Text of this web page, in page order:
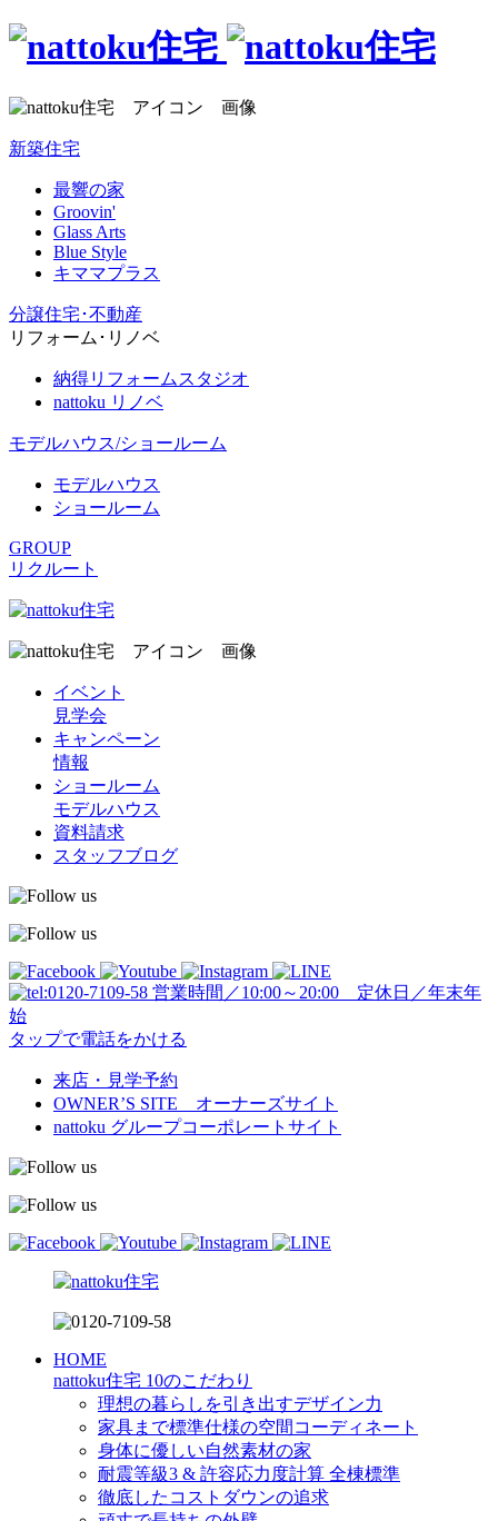
新築住宅
最響の家
Groovin'
Glass Arts
Blue Style
キママプラス
分譲住宅･不動産
リフォーム･リノベ
納得リフォームスタジオ
nattoku リノベ
モデルハウス/ショールーム
モデルハウス
ショールーム
GROUP
リクルート
イベント
見学会
キャンペーン
情報
ショールーム
モデルハウス
資料請求
スタッフブログ
営業時間／10:00～20:00 定休日／年末年
始
タップで電話をかける
来店・見学予約
OWNER’S SITE オーナーズサイト
nattoku グループコーポレートサイト
HOME
nattoku住宅 10のこだわり
理想の暮らしを引き出すデザイン力
家具まで標準仕様の空間コーディネート
身体に優しい自然素材の家
耐震等級3 & 許容応力度計算 全棟標準
徹底したコストダウンの追求